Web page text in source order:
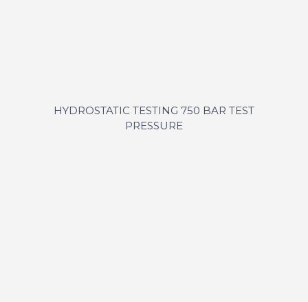
HYDROSTATIC TESTING 750 BAR TEST
PRESSURE